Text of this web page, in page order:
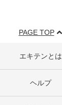
PAGE TOP
エキテンとは
ヘルプ